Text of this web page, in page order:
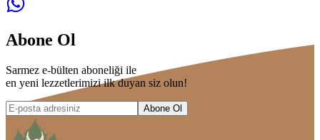
Abone Ol
Sarmez e-bülten aboneliği ile
en yeni lezzetlerimizi ilk duyan siz olun!
Abone Ol